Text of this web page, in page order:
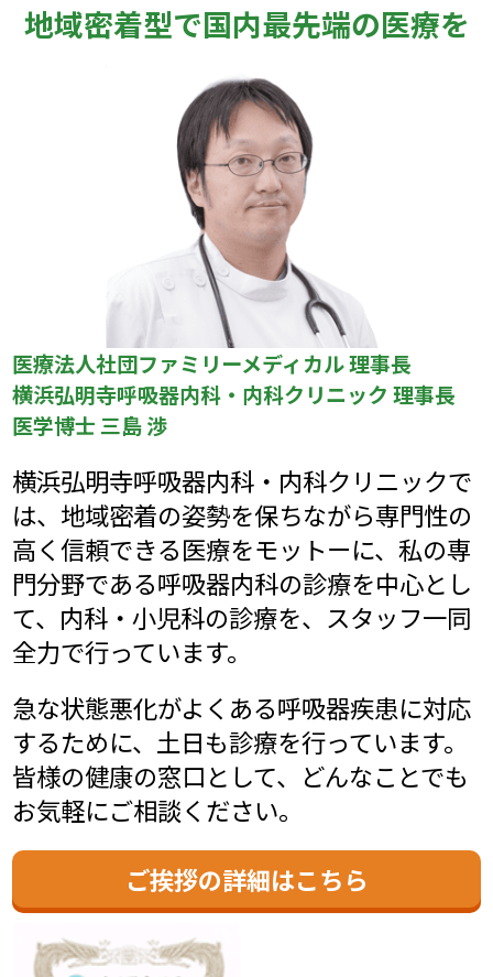
地域密着型で国内最先端の医療を
医療法人社団ファミリーメディカル 理事長
横浜弘明寺呼吸器内科・内科クリニック 理事長
医学博士 三島 渉
横浜弘明寺呼吸器内科・内科クリニックで
は、地域密着の姿勢を保ちながら専門性の
高く信頼できる医療をモットーに、私の専
門分野である呼吸器内科の診療を中心とし
て、内科・小児科の診療を、スタッフ一同
全力で行っています。
急な状態悪化がよくある呼吸器疾患に対応
するために、土日も診療を行っています。
皆様の健康の窓口として、どんなことでも
お気軽にご相談ください。
ご挨拶の詳細はこちら